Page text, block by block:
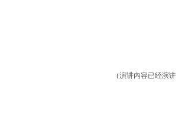
（演讲内容已经演